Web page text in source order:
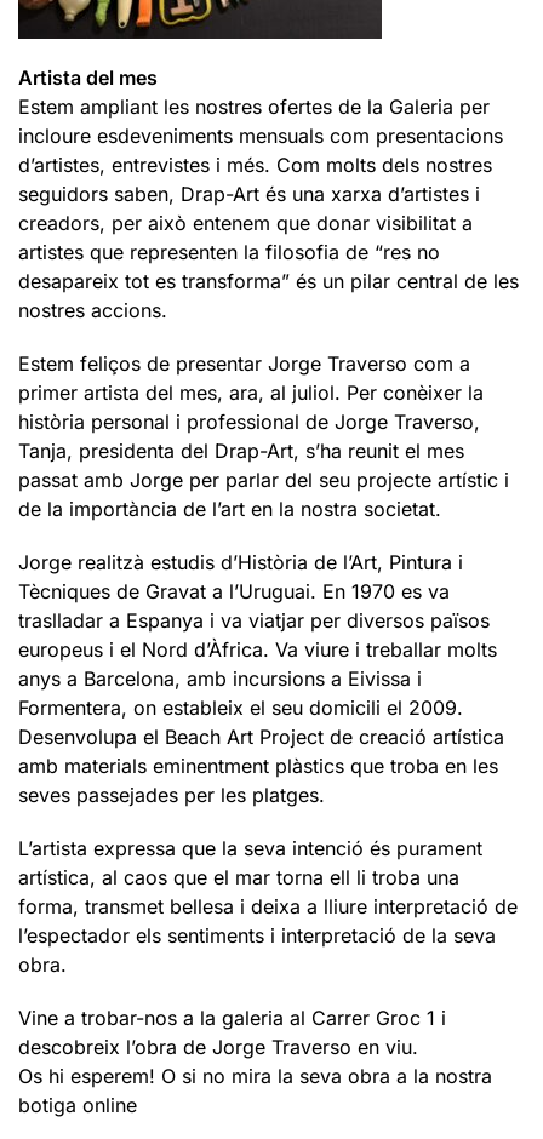
Artista del mes
Estem ampliant les nostres ofertes de la Galeria per
incloure esdeveniments mensuals com presentacions
d’artistes, entrevistes i més. Com molts dels nostres
seguidors saben, Drap-Art és una xarxa d’artistes i
creadors, per això entenem que donar visibilitat a
artistes que representen la filosofia de “res no
desapareix tot es transforma” és un pilar central de les
nostres accions.
Estem feliços de presentar Jorge Traverso com a
primer artista del mes, ara, al juliol. Per conèixer la
història personal i professional de Jorge Traverso,
Tanja, presidenta del Drap-Art, s’ha reunit el mes
passat amb Jorge per parlar del seu projecte artístic i
de la importància de l’art en la nostra societat.
Jorge realitzà estudis d’Història de l’Art, Pintura i
Tècniques de Gravat a l’Uruguai. En 1970 es va
traslladar a Espanya i va viatjar per diversos països
europeus i el Nord d’Àfrica. Va viure i treballar molts
anys a Barcelona, amb incursions a Eivissa i
Formentera, on estableix el seu domicili el 2009.
Desenvolupa el Beach Art Project de creació artística
amb materials eminentment plàstics que troba en les
seves passejades per les platges.
L’artista expressa que la seva intenció és purament
artística, al caos que el mar torna ell li troba una
forma, transmet bellesa i deixa a lliure interpretació de
l’espectador els sentiments i interpretació de la seva
obra.
Vine a trobar-nos a la galeria al Carrer Groc 1 i
descobreix l’obra de Jorge Traverso en viu.
Os hi esperem! O si no mira la seva obra a la nostra
botiga online